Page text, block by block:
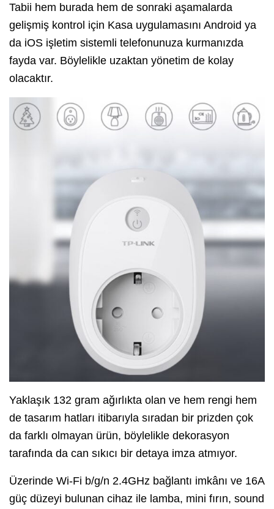
Tabii hem burada hem de sonraki aşamalarda
gelişmiş kontrol için Kasa uygulamasını Android ya
da iOS işletim sistemli telefonunuza kurmanızda
fayda var. Böylelikle uzaktan yönetim de kolay
olacaktır.
Yaklaşık 132 gram ağırlıkta olan ve hem rengi hem
de tasarım hatları itibarıyla sıradan bir prizden çok
da farklı olmayan ürün, böylelikle dekorasyon
tarafında da can sıkıcı bir detaya imza atmıyor.
Üzerinde Wi-Fi b/g/n 2.4GHz bağlantı imkânı ve 16A
güç düzeyi bulunan cihaz ile lamba, mini fırın, sound